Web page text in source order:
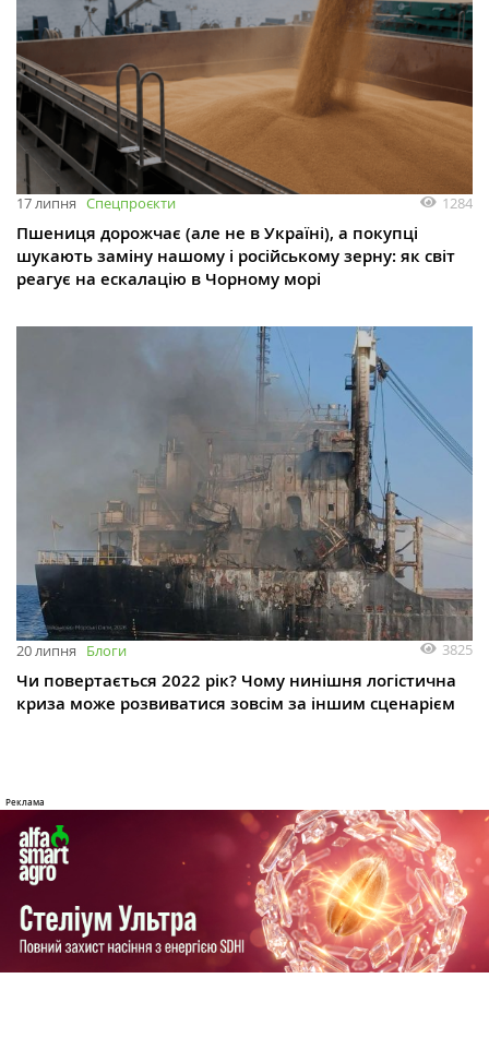
17 липня Спецпроєкти 1284
Пшениця дорожчає (але не в Україні), а покупці
шукають заміну нашому і російському зерну: як світ
реагує на ескалацію в Чорному морі
20 липня Блоги 3825
Чи повертається 2022 рік? Чому нинішня логістична
криза може розвиватися зовсім за іншим сценарієм